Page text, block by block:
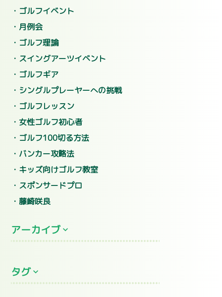
ゴルフイベント
月例会
ゴルフ理論
スイングアーツイベント
ゴルフギア
シングルプレーヤーへの挑戦
ゴルフレッスン
女性ゴルフ初心者
ゴルフ100切る方法
バンカー攻略法
キッズ向けゴルフ教室
スポンサードプロ
藤崎咲良
アーカイブ
2026年6月
2026年5月(2)
タグ